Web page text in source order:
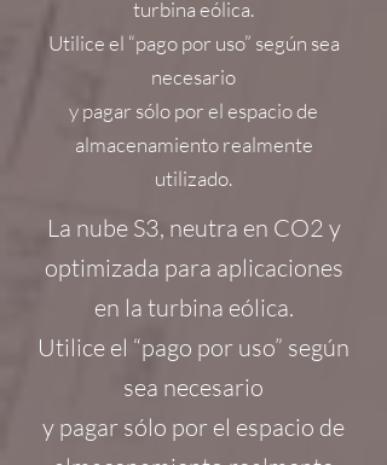
turbina eólica.
Utilice el “pago por uso” según sea
necesario
y pagar sólo por el espacio de
almacenamiento realmente
utilizado.
La nube S3, neutra en CO2 y
optimizada para aplicaciones
en la turbina eólica.
Utilice el “pago por uso” según
sea necesario
y pagar sólo por el espacio de